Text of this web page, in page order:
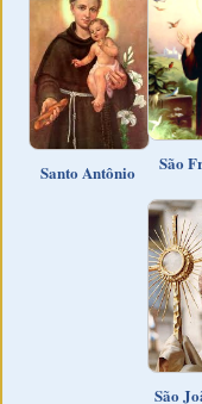
Santo Antônio São
São